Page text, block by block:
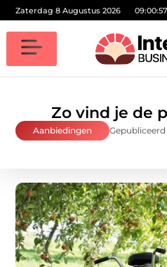
Zaterdag 8 Augustus 2026 09:00:58
Zo vind je de
Aanbiedingen